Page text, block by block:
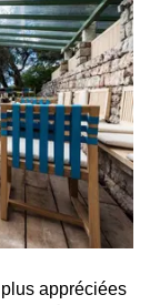
appréciées